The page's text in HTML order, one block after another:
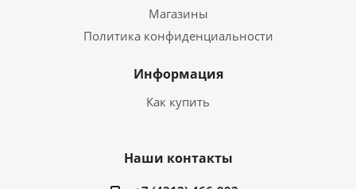
Магазины
Политика конфиденциальности
Информация
Как купить
Наши контакты